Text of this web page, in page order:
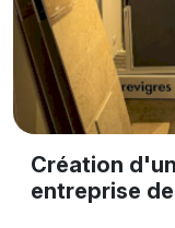
Création
entreprise